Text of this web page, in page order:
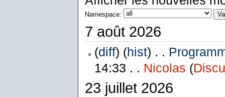
Namespace:
7 août 2026
(diff) (hist) . .
14:33 . . Nicolas (
23 juillet 2026